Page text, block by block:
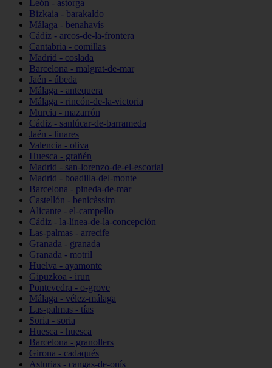
León - astorga
Bizkaia - barakaldo
Málaga - benahavís
Cádiz - arcos-de-la-frontera
Cantabria - comillas
Madrid - coslada
Barcelona - malgrat-de-mar
Jaén - úbeda
Málaga - antequera
Málaga - rincón-de-la-victoria
Murcia - mazarrón
Cádiz - sanlúcar-de-barrameda
Jaén - linares
Valencia - oliva
Huesca - grañén
Madrid - san-lorenzo-de-el-escorial
Madrid - boadilla-del-monte
Barcelona - pineda-de-mar
Castellón - benicàssim
Alicante - el-campello
Cádiz - la-línea-de-la-concepción
Las-palmas - arrecife
Granada - granada
Granada - motril
Huelva - ayamonte
Gipuzkoa - irun
Pontevedra - o-grove
Málaga - vélez-málaga
Las-palmas - tías
Soria - soria
Huesca - huesca
Barcelona - granollers
Girona - cadaqués
Asturias - cangas-de-onís